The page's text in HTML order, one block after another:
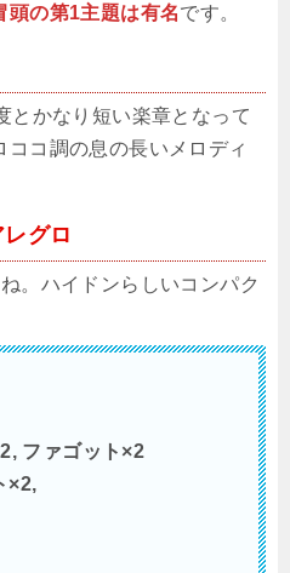
頭の第1主題は有名です。
とかなり短い楽章となって
コ調の息の長いメロディ
グロ
。ハイドンらしいコンパク
ファゴット×2
×2,